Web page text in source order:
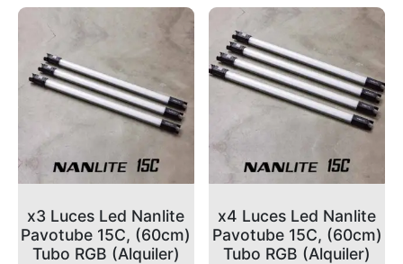
x3 Luces Led Nanlite
Pavotube 15C, (60cm)
Tubo RGB (Alquiler)
x4 Luces Led Nanlite
Pavotube 15C, (60cm)
Tubo RGB (Alquiler)